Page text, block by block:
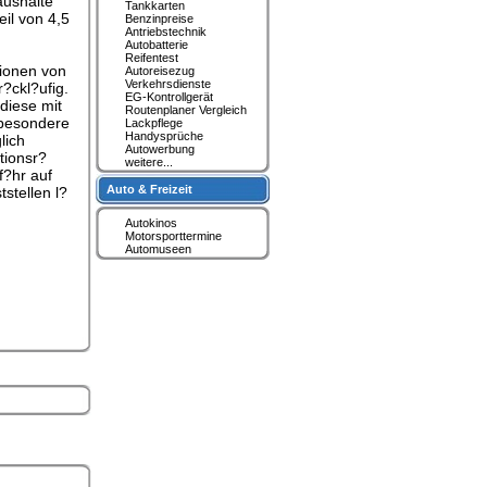
von 4,5
von
mit
auf
l?
Tankkarten
Benzinpreise
Antriebstechnik
Autobatterie
Reifentest
Autoreisezug
Verkehrsdienste
EG-Kontrollgerät
Routenplaner Vergleich
Lackpflege
Handysprüche
Autowerbung
weitere...
Auto & Freizeit
Autokinos
Motorsporttermine
Automuseen